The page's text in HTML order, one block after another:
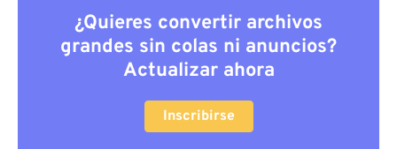
¿Quieres convertir archivos
grandes sin colas ni anuncios?
Actualizar ahora
Inscribirse